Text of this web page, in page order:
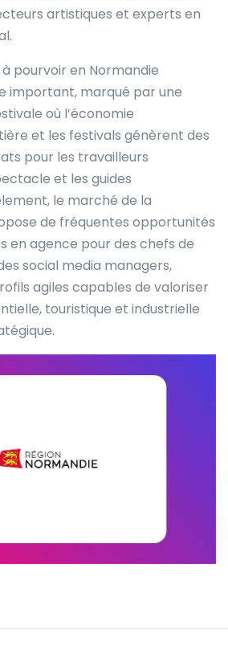
artistiques et experts en
pourvoir en Normandie
important, marqué par une
où l’économie
et les festivals génèrent des
pour les travailleurs
et les guides
le marché de la
de fréquentes opportunités
en agence pour des chefs de
social media managers,
agiles capables de valoriser
touristique et industrielle